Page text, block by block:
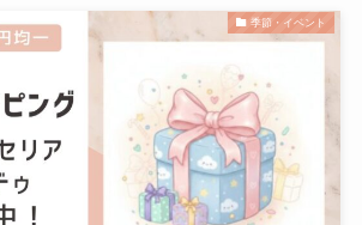
季節・イベント